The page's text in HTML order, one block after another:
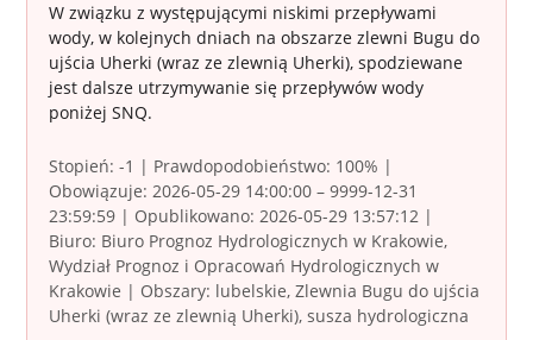
W związku z występującymi niskimi przepływami
wody, w kolejnych dniach na obszarze zlewni Bugu do
ujścia Uherki (wraz ze zlewnią Uherki), spodziewane
jest dalsze utrzymywanie się przepływów wody
poniżej SNQ.
Stopień: -1 | Prawdopodobieństwo: 100% |
Obowiązuje: 2026-05-29 14:00:00 – 9999-12-31
23:59:59 | Opublikowano: 2026-05-29 13:57:12 |
Biuro: Biuro Prognoz Hydrologicznych w Krakowie,
Wydział Prognoz i Opracowań Hydrologicznych w
Krakowie | Obszary: lubelskie, Zlewnia Bugu do ujścia
Uherki (wraz ze zlewnią Uherki), susza hydrologiczna